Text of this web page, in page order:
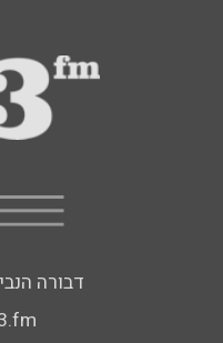
דבורה הנביאה 6,